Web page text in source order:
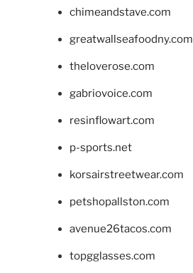
chimeandstave.com
greatwallseafoodny.com
theloverose.com
gabriovoice.com
resinflowart.com
p-sports.net
korsairstreetwear.com
petshopallston.com
avenue26tacos.com
topgglasses.com